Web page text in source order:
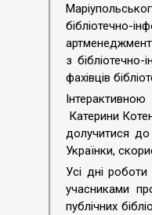
бібліотечно-
з бібліотечно-
фахівців
Катерини
долучитися до
Українки,
Усі дні
учасниками
публічних